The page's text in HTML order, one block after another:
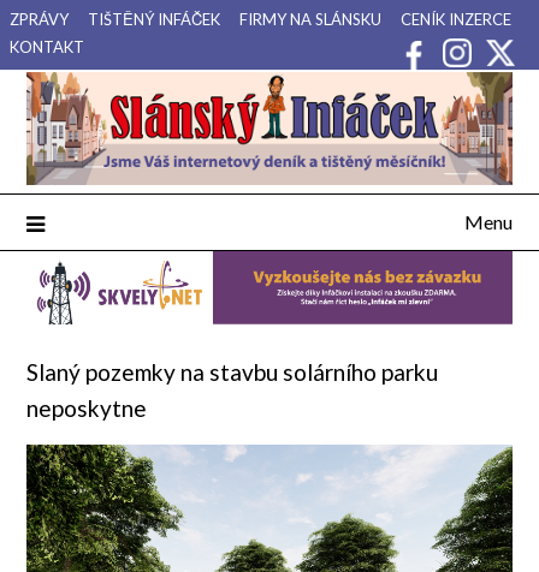
Přejdi
na
obsah
ZPRÁVY TIŠTĚNÝ INFÁČEK FIRMY NA SLÁNSKU
CENÍK INZERCE
KONTAKT
Slánský Infáček
Váš internetový deník a tištěný měsíčník pro Slánsko, Kladensko
a Lounsko.
Menu
Slaný pozemky na stavbu solárního parku
neposkytne